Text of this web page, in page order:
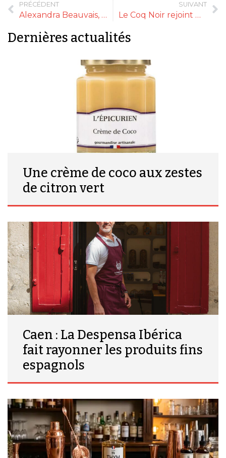
PRÉCÉDENT
Alexandra Beauvais, la cuisine bien-être comme mode de vie
SUIVANT
Le Coq Noir rejoint Natimpact
Dernières actualités
Une crème de coco aux zestes
de citron vert
Caen : La Despensa Ibérica
fait rayonner les produits fins
espagnols